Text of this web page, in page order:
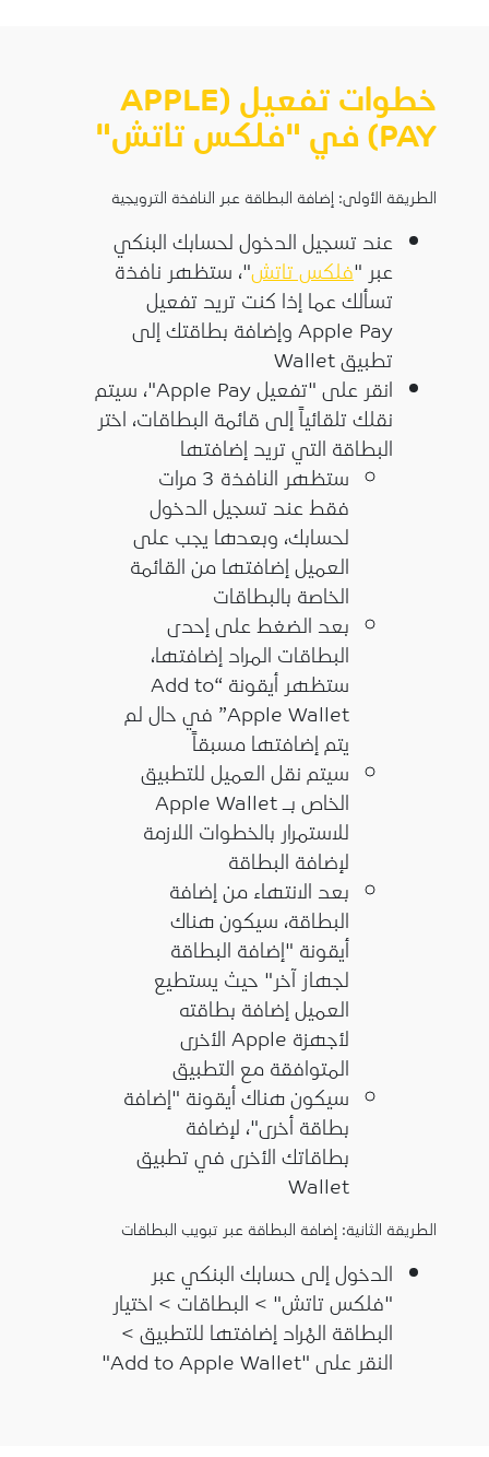
خطوات تفعيل (APPLE
PAY) في "فلكس تاتش"
الطريقة الأولى: إضافة البطاقة عبر النافذة الترويجية
عند تسجيل الدخول لحسابك البنكي
عبر "فلكس تاتش"، ستظهر نافذة
تسألك عما إذا كنت تريد تفعيل
Apple Pay وإضافة بطاقتك إلى
تطبيق Wallet
انقر على "تفعيل Apple Pay"، سيتم
نقلك تلقائياً إلى قائمة البطاقات، اختر
البطاقة التي تريد إضافتها
ستظهر النافذة 3 مرات
فقط عند تسجيل الدخول
لحسابك، وبعدها يجب على
العميل إضافتها من القائمة
الخاصة بالبطاقات
بعد الضغط على إحدى
البطاقات المراد إضافتها،
ستظهر أيقونة “Add to
Apple Wallet” في حال لم
يتم إضافتها مسبقاً
سيتم نقل العميل للتطبيق
الخاص بـ Apple Wallet
للاستمرار بالخطوات اللازمة
لإضافة البطاقة
بعد الانتهاء من إضافة
البطاقة، سيكون هناك
أيقونة "إضافة البطاقة
لجهاز آخر" حيث يستطيع
العميل إضافة بطاقته
لأجهزة Apple الأخرى
المتوافقة مع التطبيق
سيكون هناك أيقونة "إضافة
بطاقة أخرى"، لإضافة
بطاقاتك الأخرى في تطبيق
Wallet
الطريقة الثانية: إضافة البطاقة عبر تبويب البطاقات
الدخول إلى حسابك البنكي عبر
"فلكس تاتش" > البطاقات > اختيار
البطاقة المُراد إضافتها للتطبيق >
النقر على "Add to Apple Wallet"